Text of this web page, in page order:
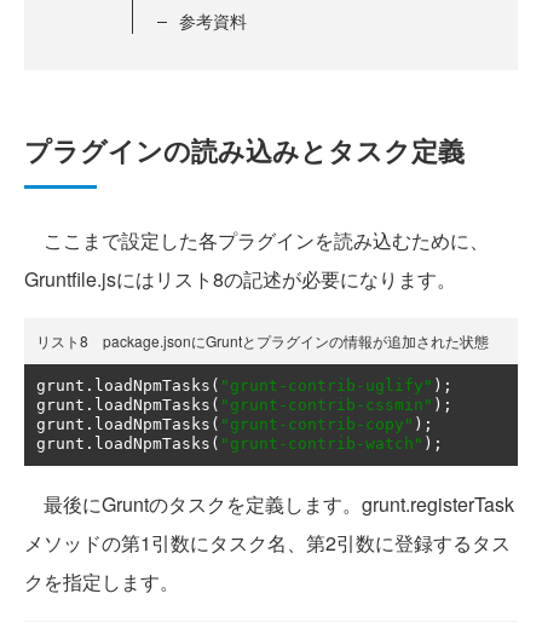
参考資料
プラグインの読み込みとタスク定義
ここまで設定した各プラグインを読み込むために、
Gruntfile.jsにはリスト8の記述が必要になります。
リスト8 package.jsonにGruntとプラグインの情報が追加された状態
grunt . loadNpmTasks ( "grunt-contrib-uglify" );
grunt . loadNpmTasks ( "grunt-contrib-cssmin" );
grunt . loadNpmTasks ( "grunt-contrib-copy" );
grunt . loadNpmTasks ( "grunt-contrib-watch" );
最後にGruntのタスクを定義します。grunt.registerTask
メソッドの第1引数にタスク名、第2引数に登録するタス
クを指定します。